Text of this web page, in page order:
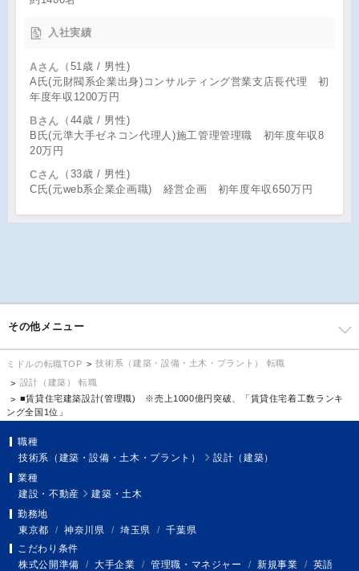
入社実績
Aさん （51歳 / 男性)
A氏(元財閥系企業出身)コンサルティング営業支店長代理 初
年度年収1200万円
Bさん （44歳 / 男性)
B氏(元準大手ゼネコン代理人)施工管理管理職 初年度年収8
20万円
Cさん （33歳 / 男性)
C氏(元web系企業企画職) 経営企画 初年度年収650万円
その他メニュー
ミドルの転職TOP
技術系（建築・設備・土木・プラント） 転職
設計（建築） 転職
■賃貸住宅建築設計(管理職) ※売上1000億円突破、「賃貸住宅着工数ランキ
ング全国1位」
職種
技術系（建築・設備・土木・プラント）
設計（建築）
業種
建設・不動産
建築・土木
勤務地
東京都
/ 神奈川県 / 埼玉県 / 千葉県
こだわり条件
株式公開準備
/ 大手企業 / 管理職・マネジャー / 新規事業 / 英語